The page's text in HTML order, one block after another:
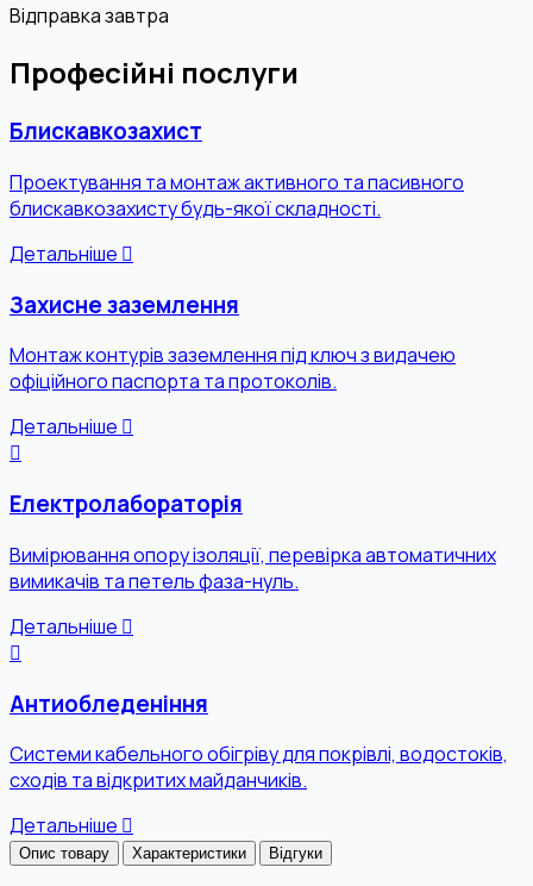
Відправка завтра
Професійні послуги
Блискавкозахист
Проектування та монтаж активного та пасивного
блискавкозахисту будь-якої складності.
Детальніше
Захисне заземлення
Монтаж контурів заземлення під ключ з видачею
офіційного паспорта та протоколів.
Детальніше
Електролабораторія
Вимірювання опору ізоляції, перевірка автоматичних
вимикачів та петель фаза-нуль.
Детальніше
Антиобледеніння
Системи кабельного обігріву для покрівлі, водостоків,
сходів та відкритих майданчиків.
Детальніше
Опис товару Характеристики Відгуки